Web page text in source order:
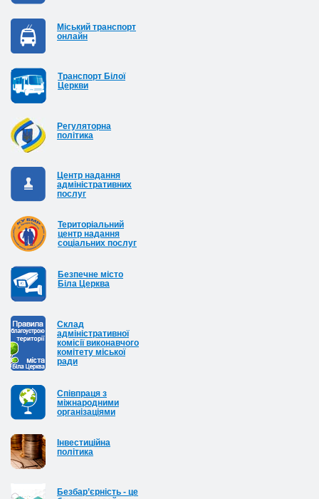
Міський транспорт
онлайн
Транспорт Білої
Церкви
Регуляторна
політика
Центр надання
адміністративних
послуг
Територіальний
центр надання
соціальних послуг
Безпечне місто
Біла Церква
Cклад
адміністративної
комісії виконавчого
комітету міської
ради
Співпраця з
міжнародними
організаціями
Інвестиційна
політика
Безбар’єрність - це